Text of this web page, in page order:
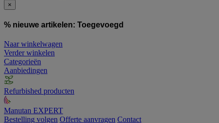
×
% nieuwe artikelen: Toegevoegd
Naar winkelwagen
Verder winkelen
Categorieën
Aanbiedingen
Refurbished producten
Manutan EXPERT
Bestelling volgen Offerte aanvragen Contact